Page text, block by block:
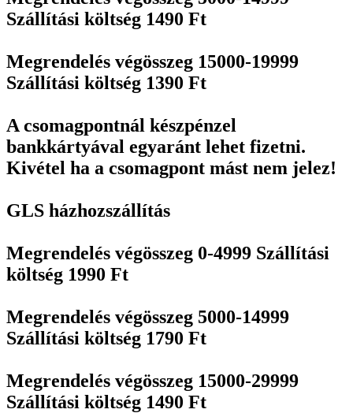
Szállítási költség 1490 Ft
Megrendelés végösszeg 15000-19999
Szállítási költség 1390 Ft
A csomagpontnál készpénzel
bankkártyával egyaránt lehet fizetni.
Kivétel ha a csomagpont mást nem jelez!
GLS házhozszállítás
Megrendelés végösszeg 0-4999 Szállítási
költség 1990 Ft
Megrendelés végösszeg 5000-14999
Szállítási költség 1790 Ft
Megrendelés végösszeg 15000-29999
Szállítási költség 1490 Ft